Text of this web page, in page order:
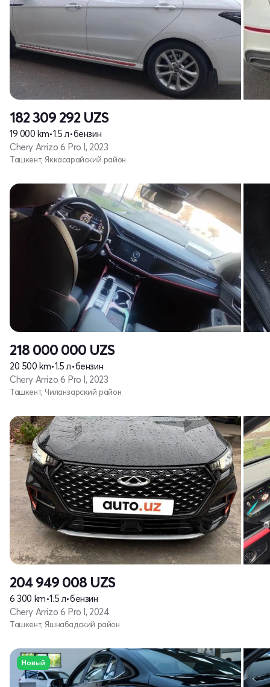
182 309 292 UZS
19 000 km•1.5 л•бензин
Chery Arrizo 6 Pro I, 2023
Ташкент, Яккасарайский район
218 000 000 UZS
20 500 km•1.5 л•бензин
Chery Arrizo 6 Pro I, 2023
Ташкент, Чиланзарский район
204 949 008 UZS
6 300 km•1.5 л•бензин
Chery Arrizo 6 Pro I, 2024
Ташкент, Яшнабадский район
Новый